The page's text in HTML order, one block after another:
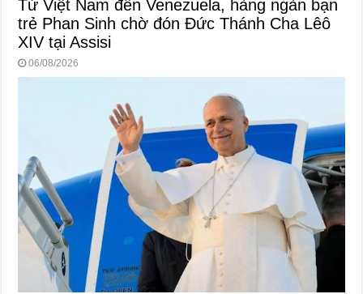
Từ Việt Nam đến Venezuela, hàng ngàn bạn
trẻ Phan Sinh chờ đón Đức Thánh Cha Lêô
XIV tại Assisi
06/08/2026